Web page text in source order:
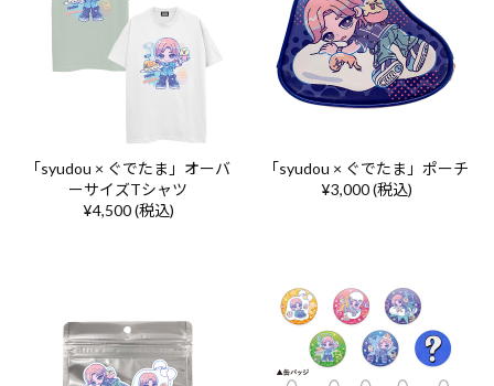
「syudou × ぐでたま」オーバ
ーサイズTシャツ
¥4,500 (税込)
「syudou × ぐでたま」ポーチ
¥3,000 (税込)